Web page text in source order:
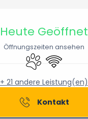
Heute Geöffnet
Öffnungszeiten ansehen
Tiere erlaubt
Wi-Fi
+ 21 andere Leistung(en)
Kontakt